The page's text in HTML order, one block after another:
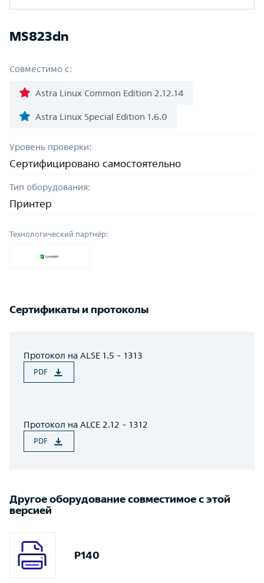
MS823dn
Совместимо с:
Astra Linux Common Edition 2.12.14
Astra Linux Special Edition 1.6.0
Уровень проверки:
Сертифицировано самостоятельно
Тип оборудования:
Принтер
Технологический партнёр:
Сертификаты и протоколы
Протокол на ALSE 1.5 - 1313
PDF
Протокол на ALCE 2.12 - 1312
PDF
Другое оборудование совместимое с этой
версией
P140